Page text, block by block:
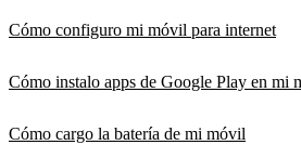
Cómo configuro mi móvil para internet
Cómo instalo apps de Google Play en mi
Cómo cargo la batería de mi móvil